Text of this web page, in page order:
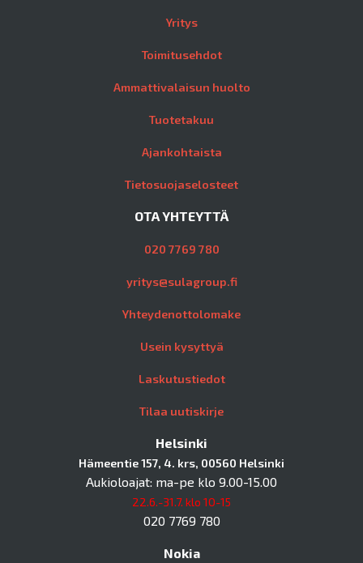
Yritys
Toimitusehdot
Ammattivalaisun huolto
Tuotetakuu
Ajankohtaista
Tietosuojaselosteet
OTA YHTEYTTÄ
020 7769 780
yritys@sulagroup.fi
Yhteydenottolomake
Usein kysyttyä
Laskutustiedot
Tilaa uutiskirje
Helsinki
Hämeentie 157, 4. krs, 00560 Helsinki
Aukioloajat: ma-pe klo 9.00-15.00
22.6.-31.7. klo 10-15
020 7769 780
Nokia